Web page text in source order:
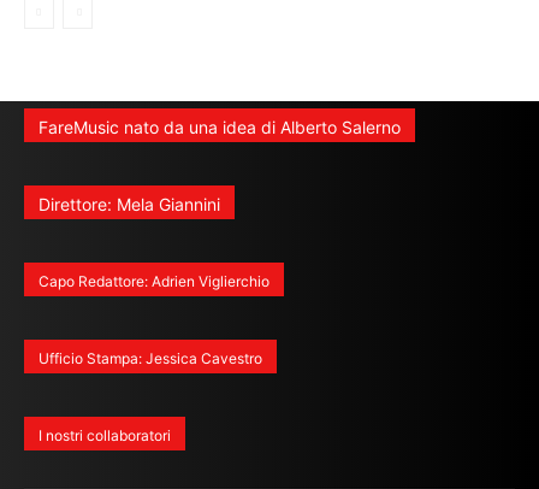
FareMusic nato da una idea di Alberto Salerno
Direttore: Mela Giannini
Capo Redattore: Adrien Viglierchio
Ufficio Stampa: Jessica Cavestro
I nostri collaboratori